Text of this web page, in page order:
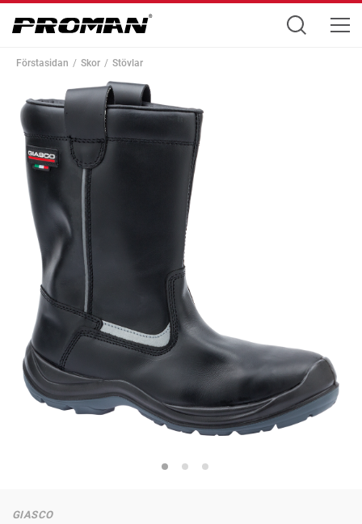
Förstasidan Skor Stövlar
GIASCO